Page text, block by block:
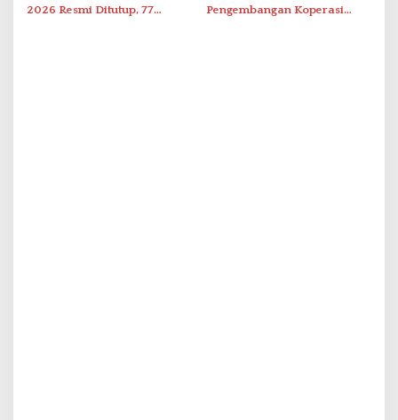
2026 Resmi Ditutup, 77
Pengembangan Koperasi